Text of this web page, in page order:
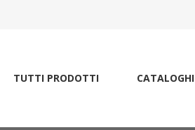
TUTTI PRODOTTI CATALOGHI